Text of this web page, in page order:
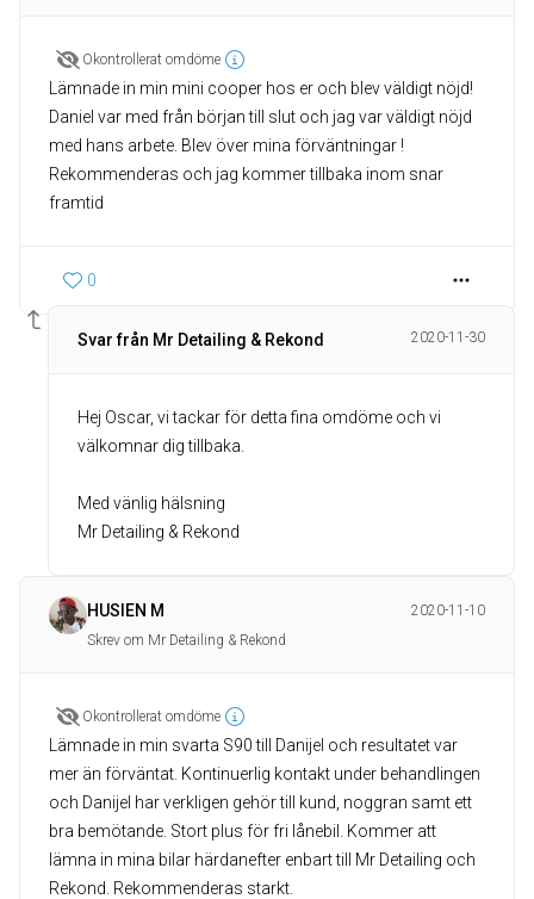
Okontrollerat omdöme
Lämnade in min mini cooper hos er och blev väldigt nöjd!
Daniel var med från början till slut och jag var väldigt nöjd
med hans arbete. Blev över mina förväntningar !
Rekommenderas och jag kommer tillbaka inom snar
framtid
0
Svar från Mr Detailing & Rekond 2020-11-30
Hej Oscar, vi tackar för detta fina omdöme och vi
välkomnar dig tillbaka.
Med vänlig hälsning
Mr Detailing & Rekond
HUSIEN M
2020-11-10
Skrev om Mr Detailing & Rekond
Okontrollerat omdöme
Lämnade in min svarta S90 till Danijel och resultatet var
mer än förväntat. Kontinuerlig kontakt under behandlingen
och Danijel har verkligen gehör till kund, noggran samt ett
bra bemötande. Stort plus för fri lånebil. Kommer att
lämna in mina bilar härdanefter enbart till Mr Detailing och
Rekond. Rekommenderas starkt.